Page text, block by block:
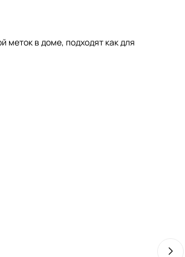
меток в доме, подходят как для